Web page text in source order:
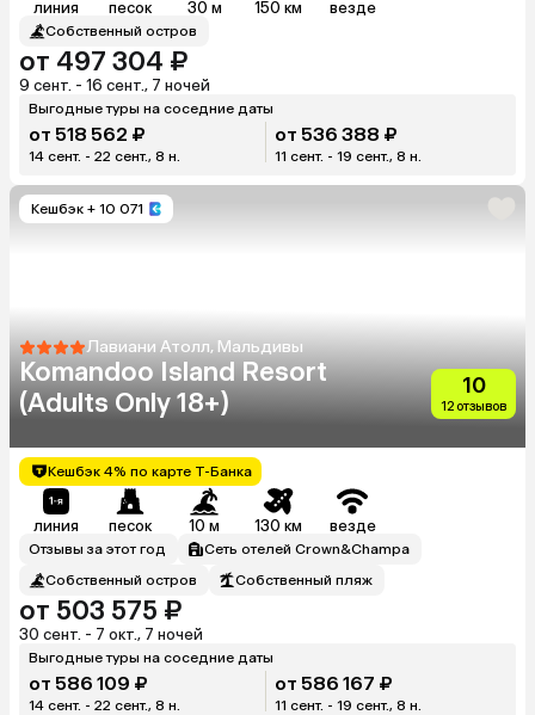
линия песок 30 м 150 км везде
Собственный остров
от 497 304 ₽
9 сент. - 16 сент., 7 ночей
Выгодные туры на соседние даты
от 518 562 ₽
14 сент. - 22 сент., 8 н.
от 536 388 ₽
11 сент. - 19 сент., 8 н.
Кешбэк + 10 071
Лавиани Атолл, Мальдивы
Komandoo Island Resort
(Adults Only 18+)
10
12 отзывов
Кешбэк 4% по карте Т-Банка
линия песок 10 м 130 км везде
Отзывы за этот год
Сеть отелей Crown&Champa
Собственный остров
Собственный пляж
от 503 575 ₽
30 сент. - 7 окт., 7 ночей
Выгодные туры на соседние даты
от 586 109 ₽
14 сент. - 22 сент., 8 н.
от 586 167 ₽
11 сент. - 19 сент., 8 н.